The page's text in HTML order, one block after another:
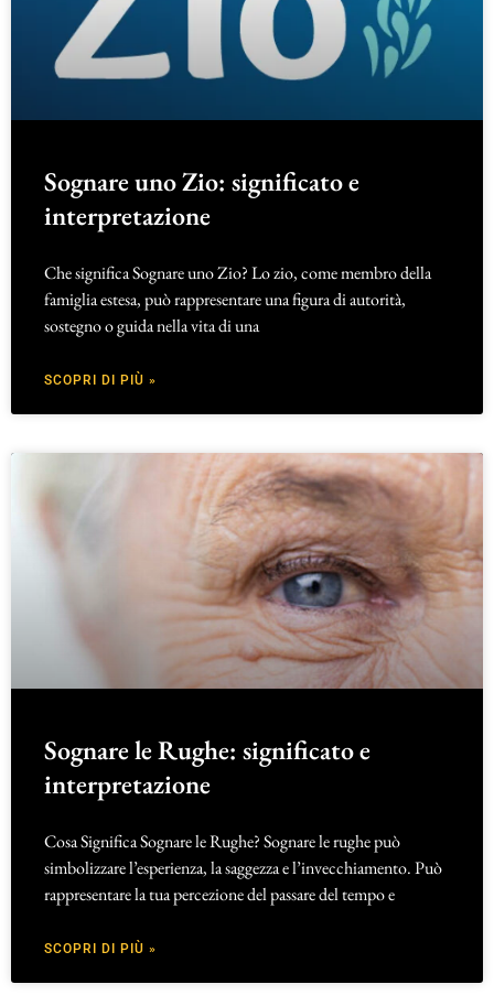
Sognare uno Zio: significato e
interpretazione
Che significa Sognare uno Zio? Lo zio, come membro della
famiglia estesa, può rappresentare una figura di autorità,
sostegno o guida nella vita di una
SCOPRI DI PIÙ »
Sognare le Rughe: significato e
interpretazione
Cosa Significa Sognare le Rughe? Sognare le rughe può
simbolizzare l’esperienza, la saggezza e l’invecchiamento. Può
rappresentare la tua percezione del passare del tempo e
SCOPRI DI PIÙ »